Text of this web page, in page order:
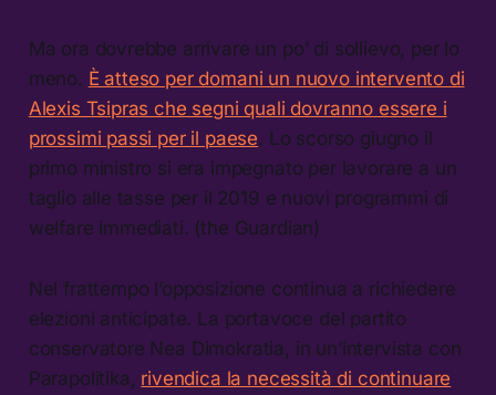
Ma ora dovrebbe arrivare un po’ di sollievo, per lo
meno. È atteso per domani un nuovo intervento di
Alexis Tsipras che segni quali dovranno essere i
prossimi passi per il paese. Lo scorso giugno il
primo ministro si era impegnato per lavorare a un
taglio alle tasse per il 2019 e nuovi programmi di
welfare immediati. (the Guardian)
Nel frattempo l’opposizione continua a richiedere
elezioni anticipate. La portavoce del partito
conservatore Nea Dimokratia, in un’intervista con
Parapolitika, rivendica la necessità di continuare